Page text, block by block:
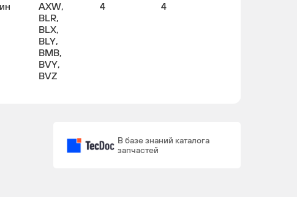
AXW,
BLR,
BLX,
BLY,
BMB,
BVY,
BVZ
4 4
В базе знаний каталога
запчастей